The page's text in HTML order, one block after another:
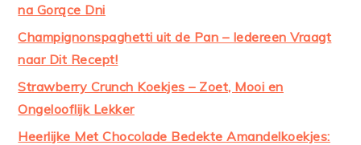
na Gorące Dni
Champignonspaghetti uit de Pan – Iedereen Vraagt
naar Dit Recept!
Strawberry Crunch Koekjes – Zoet, Mooi en
Ongelooflijk Lekker
Heerlijke Met Chocolade Bedekte Amandelkoekjes: